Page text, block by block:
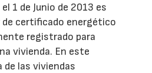
1 de Junio de 2013 es
certificado energético
registrado para
vivienda. En este
las viviendas